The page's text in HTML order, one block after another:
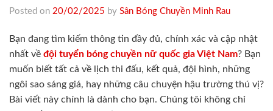
Posted on 20/02/2025 by Sân Bóng Chuyền Minh Rau
Bạn đang tìm kiếm thông tin đầy đủ, chính xác và cập nhật
nhất về đội tuyển bóng chuyền nữ quốc gia Việt Nam? Bạn
muốn biết tất cả về lịch thi đấu, kết quả, đội hình, những
ngôi sao sáng giá, hay những câu chuyện hậu trường thú vị?
Bài viết này chính là dành cho bạn. Chúng tôi không chỉ